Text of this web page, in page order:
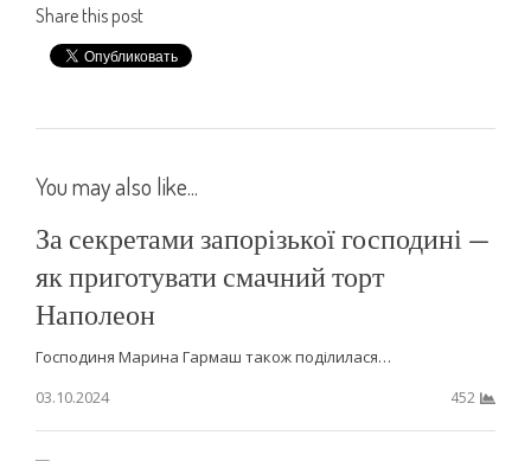
Share this post
You may also like...
За секретами запорізької господині —
як приготувати смачний торт
Наполеон
Господиня Марина Гармаш також поділилася…
03.10.2024
452